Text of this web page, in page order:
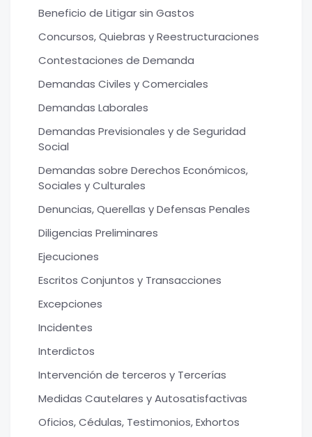
Beneficio de Litigar sin Gastos
Concursos, Quiebras y Reestructuraciones
Contestaciones de Demanda
Demandas Civiles y Comerciales
Demandas Laborales
Demandas Previsionales y de Seguridad
Social
Demandas sobre Derechos Económicos,
Sociales y Culturales
Denuncias, Querellas y Defensas Penales
Diligencias Preliminares
Ejecuciones
Escritos Conjuntos y Transacciones
Excepciones
Incidentes
Interdictos
Intervención de terceros y Tercerías
Medidas Cautelares y Autosatisfactivas
Oficios, Cédulas, Testimonios, Exhortos